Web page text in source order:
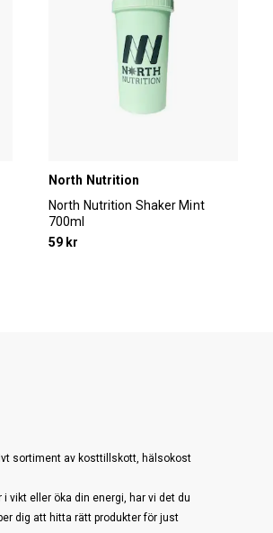
North Nutrition
North Nutrition Shaker Mint
700ml
59 kr
sortiment av kosttillskott, hälsokost
vikt eller öka din energi, har vi det du
dig att hitta rätt produkter för just